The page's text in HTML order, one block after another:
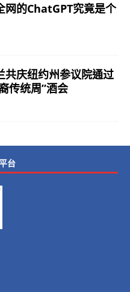
网的ChatGPT究竟是个
共庆纽约州参议院通过
传统周”酒会
台